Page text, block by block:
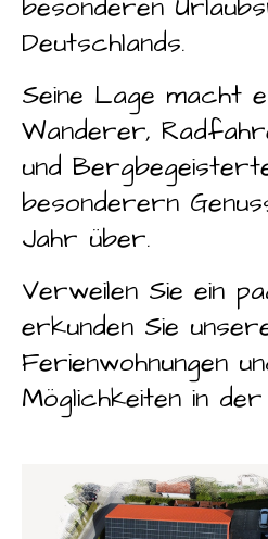
besonderen
Deutschlands.
Seine Lage macht
Wanderer,
und
besonderern
Jahr über.
Verweilen Sie ein
erkunden Sie
Ferienwohnungen
Möglichkeiten in der